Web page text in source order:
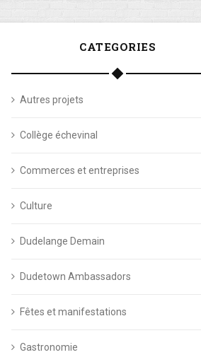
CATEGORIES
Autres projets
Collège échevinal
Commerces et entreprises
Culture
Dudelange Demain
Dudetown Ambassadors
Fêtes et manifestations
Gastronomie